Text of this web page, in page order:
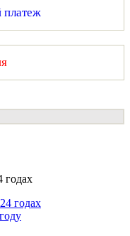
платеж
годах
годах